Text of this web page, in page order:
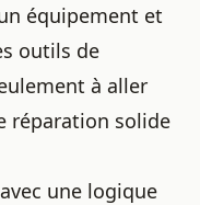
équipement et
outils de
à aller
réparation solide
une logique